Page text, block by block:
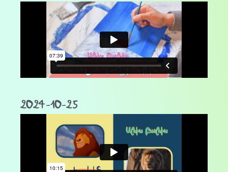
2024-10-25